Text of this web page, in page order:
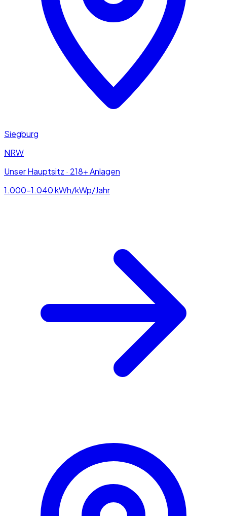
Siegburg
NRW
Unser Hauptsitz · 218+ Anlagen
1.000–1.040kWh/kWp/Jahr